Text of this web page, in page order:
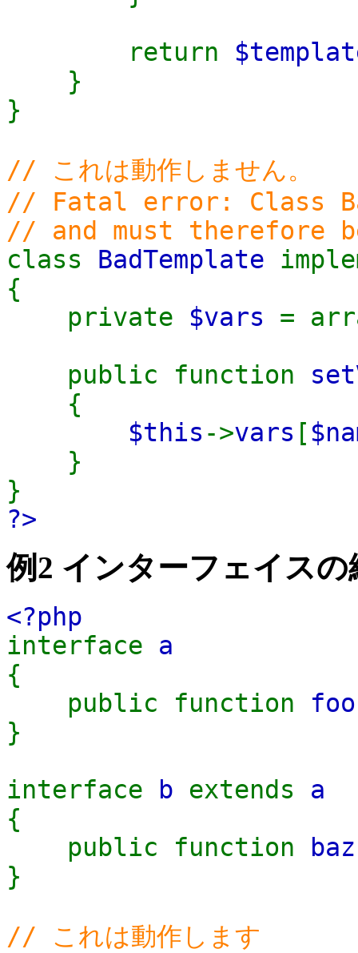
return
}
}
// これは動作しません。
// Fatal error: Class
// and must therefore
class BadTemplate
{
private $vars =
public function
{
$this ->vars [
}
}
?>
例2 インターフェイスの
<?php
interface a
{
public function foo
}
interface
b extends a
{
public function
baz
}
// これは動作します